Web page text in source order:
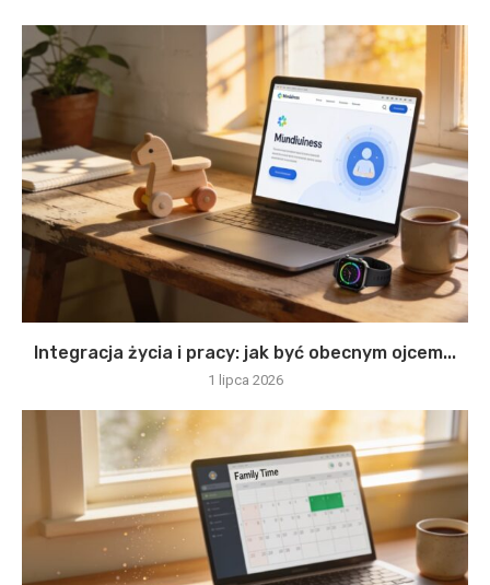
Integracja życia i pracy: jak być obecnym ojcem...
1 lipca 2026